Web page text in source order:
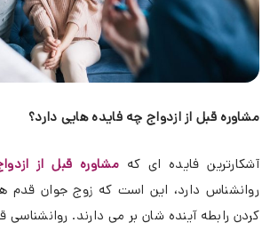
مشاوره قبل از ازدواج چه فایده هایی دارد؟
آشکارترین فایده ای کهمشاوره قبل از
روانشناس دارد، این است که زوج جوان قدم
کردن رابطه آینده شان بر می دارند. روانشناسی